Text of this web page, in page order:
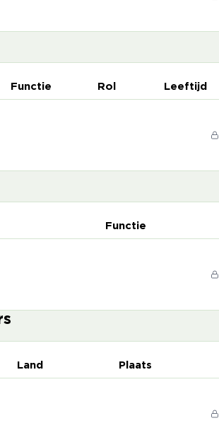
Functie Rol Leeftijd
Functie
Land Plaats